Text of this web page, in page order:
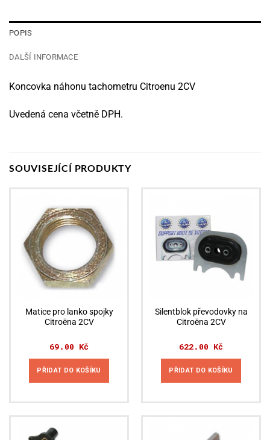
POPIS
DALŠÍ INFORMACE
Koncovka náhonu tachometru Citroenu 2CV
Uvedená cena včetně DPH.
SOUVISEJÍCÍ PRODUKTY
Matice pro lanko spojky
Citroëna 2CV
69.00 Kč
PŘIDAT DO KOŠÍKU
Silentblok převodovky na
Citroëna 2CV
622.00 Kč
PŘIDAT DO KOŠÍKU